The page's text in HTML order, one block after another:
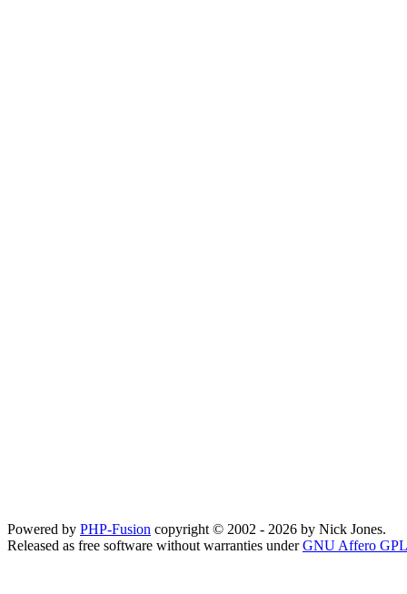
Powered by PHP-Fusion copyright © 2002 - 2026 by Nick Jones.
Released as free software without warranties underGNU Affero GPL